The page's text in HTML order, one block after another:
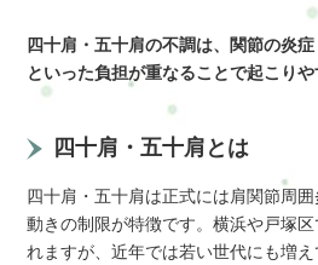
四十肩・五十肩の不調は、関節の炎
といった負担が重なることで起こりや
四十肩・五十肩とは
四十肩・五十肩は正式には肩関節周
動きの制限が特徴です。横浜や戸塚
れますが、近年では若い世代にも増え